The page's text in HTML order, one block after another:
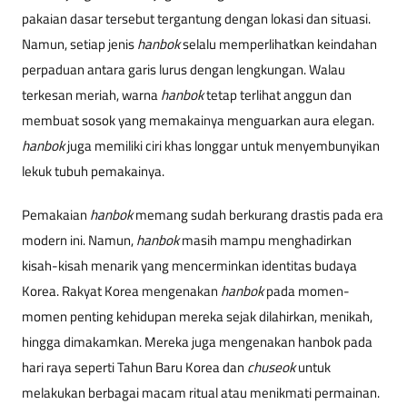
pakaian dasar tersebut tergantung dengan lokasi dan situasi.
Namun, setiap jenishanbokselalu memperlihatkan keindahan
perpaduan antara garis lurus dengan lengkungan. Walau
terkesan meriah, warnahanboktetap terlihat anggun dan
membuat sosok yang memakainya menguarkan aura elegan.
hanbokjuga memiliki ciri khas longgar untuk menyembunyikan
lekuk tubuh pemakainya.
Pemakaian hanbokmemang sudah berkurang drastis pada era
modern ini. Namun,hanbokmasih mampu menghadirkan
kisah-kisah menarik yang mencerminkan identitas budaya
Korea. Rakyat Korea mengenakan hanbokpada momen-
momen penting kehidupan mereka sejak dilahirkan, menikah,
hingga dimakamkan. Mereka juga mengenakan hanbok pada
hari raya seperti Tahun Baru Korea dan chuseokuntuk
melakukan berbagai macam ritual atau menikmati permainan.